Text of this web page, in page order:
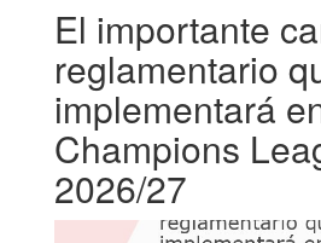
El importante
reglamentario
implementará
Champions
2026/27